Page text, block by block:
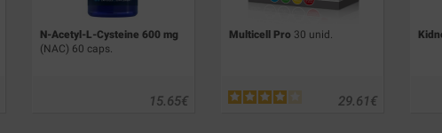
N-Acetyl-L-Cysteine 600 mg
(NAC) 60 caps.
€
15.65
Multicell Pro 30 unid.
€
29.61